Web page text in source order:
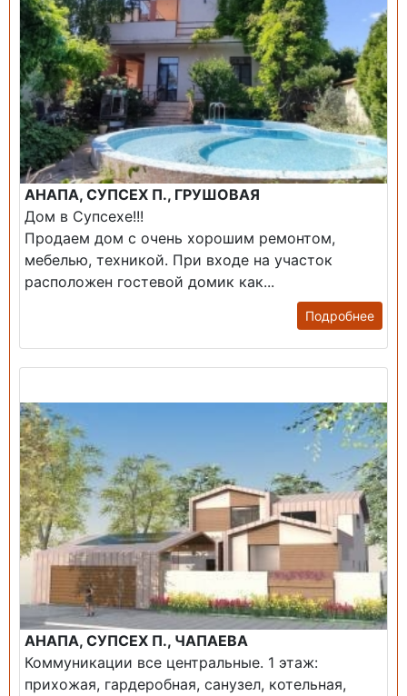
АНАПА, СУПСЕХ П., ГРУШОВАЯ
Дом в Супсехе!!!
Продаем дом с очень хорошим ремонтом,
мебелью, техникой. При входе на участок
расположен гостевой домик как...
Подробнее
АНАПА, СУПСЕХ П., ЧАПАЕВА
Коммуникации все центральные. 1 этаж:
прихожая, гардеробная, санузел, котельная,